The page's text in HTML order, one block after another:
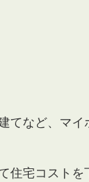
てなど、マ
住宅コスト